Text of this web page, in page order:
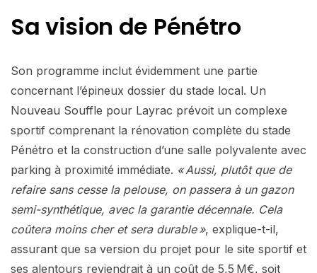
Sa vision de Pénétro
Son programme inclut évidemment une partie
concernant l’épineux dossier du stade local. Un
Nouveau Souffle pour Layrac prévoit un complexe
sportif comprenant la rénovation complète du stade
Pénétro et la construction d’une salle polyvalente avec
parking à proximité immédiate. « Aussi, plutôt que de
refaire sans cesse la pelouse, on passera à un gazon
semi-synthétique, avec la garantie décennale. Cela
coûtera moins cher et sera durable », explique-t-il,
assurant que sa version du projet pour le site sportif et
ses alentours reviendrait à un coût de 5,5 M€, soit